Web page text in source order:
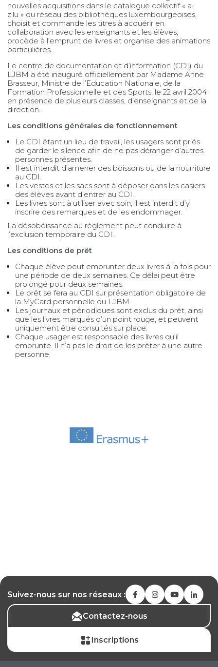
nouvelles acquisitions dans le catalogue collectif « a-
z.lu » du réseau des bibliothèques luxembourgeoises,
choisit et commande les titres à acquérir en
collaboration avec les enseignants et les élèves,
procède à l’emprunt de livres et organise des animations
particulières.
Le centre de documentation et d’information (CDI) du
LJBM a été inauguré officiellement par Madame Anne
Brasseur, Ministre de l’Education Nationale, de la
Formation Professionnelle et des Sports, le 22 avril 2004
en présence de plusieurs classes, d’enseignants et de la
direction.
Les conditions générales de fonctionnement
Le CDI étant un lieu de travail, les usagers sont priés
de garder le silence afin de ne pas déranger d’autres
personnes présentes.
Il est interdit d’amener des boissons ou de la nourriture
au CDI.
Les vestes et les sacs sont à déposer dans les casiers
des élèves avant d’entrer au CDI.
Les livres sont à utiliser avec soin, il est interdit d’y
inscrire des remarques et de les endommager.
La désobéissance au règlement peut conduire à
l’exclusion temporaire du CDI.
Les conditions de prêt
Chaque élève peut emprunter deux livres à la fois pour
une période de deux semaines. Ce délai peut être
prolongé pour deux semaines.
Le prêt se fera au CDI sur présentation obligatoire de
la MyCard personnelle du LJBM.
Les journaux et périodiques sont exclus du prêt, ainsi
que les livres marqués d’un point rouge, et peuvent
uniquement être consultés sur place.
Chaque usager est responsable des livres qu’il
emprunte. Il n’a pas le droit de les prêter à une autre
personne.
Suivez-nous sur nos réseaux :
Contactez-nous
Inscriptions